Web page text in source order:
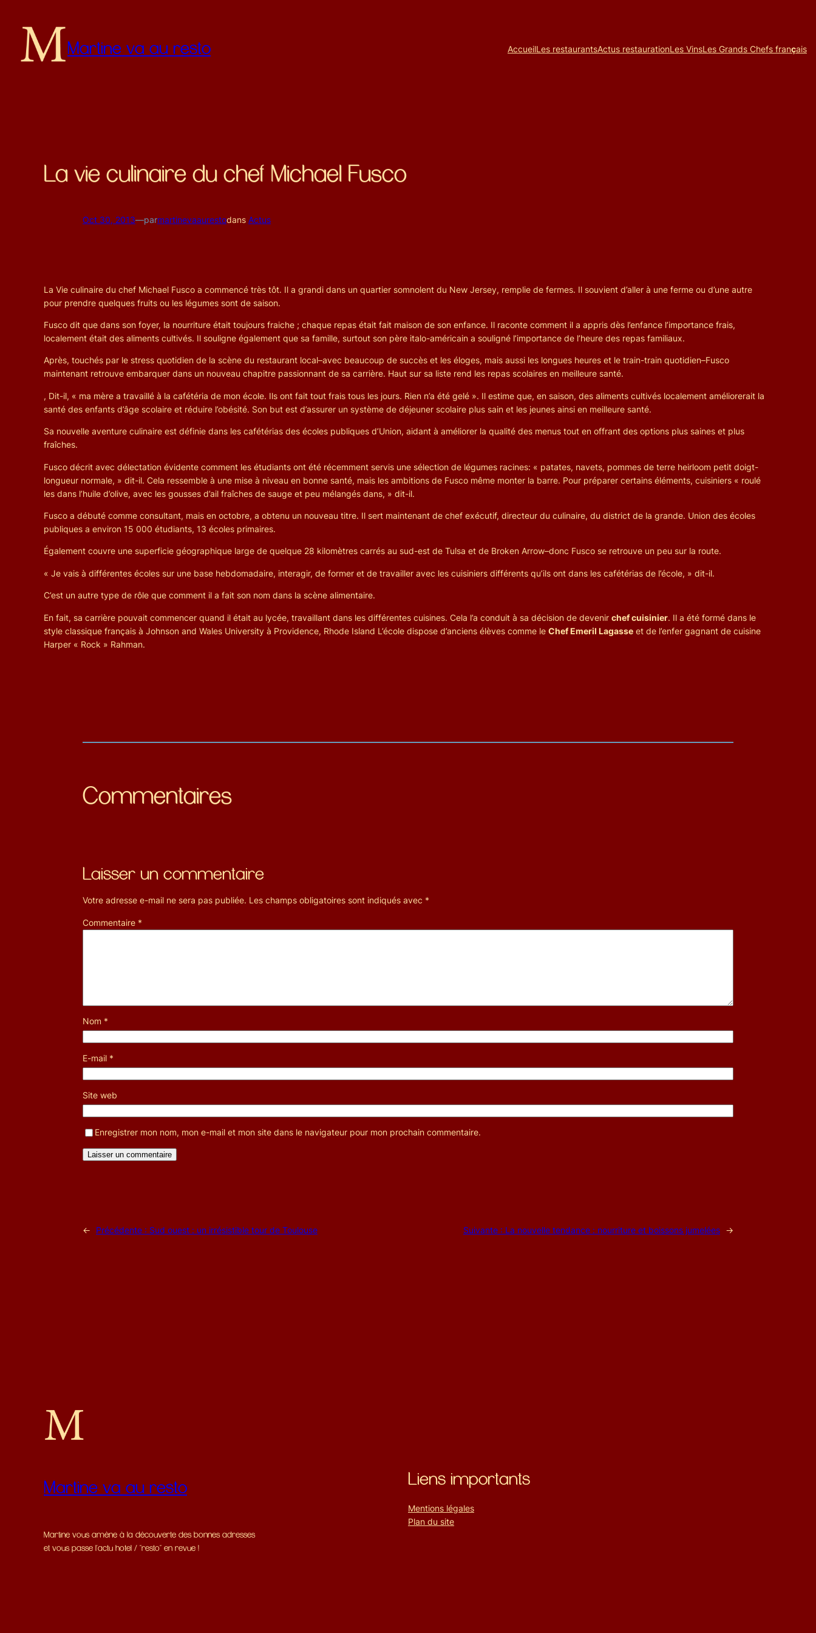
Martine va au resto AccueilLes restaurantsActus restaurationLes VinsLes Grands Chefs français
La vie culinaire du chef Michael Fusco
Oct 30, 2013—parmartinevaaurestodans Actus
La Vie culinaire du chef Michael Fusco a commencé très tôt. Il a grandi dans un quartier somnolent du New Jersey, remplie de fermes. Il souvient d’aller à une ferme ou d’une autre
pour prendre quelques fruits ou les légumes sont de saison.
Fusco dit que dans son foyer, la nourriture était toujours fraiche ; chaque repas était fait maison de son enfance. Il raconte comment il a appris dès l’enfance l’importance frais,
localement était des aliments cultivés. Il souligne également que sa famille, surtout son père italo-américain a souligné l’importance de l’heure des repas familiaux.
Après, touchés par le stress quotidien de la scène du restaurant local–avec beaucoup de succès et les éloges, mais aussi les longues heures et le train-train quotidien–Fusco
maintenant retrouve embarquer dans un nouveau chapitre passionnant de sa carrière. Haut sur sa liste rend les repas scolaires en meilleure santé.
, Dit-il, « ma mère a travaillé à la cafétéria de mon école. Ils ont fait tout frais tous les jours. Rien n’a été gelé ». Il estime que, en saison, des aliments cultivés localement améliorerait la
santé des enfants d’âge scolaire et réduire l’obésité. Son but est d’assurer un système de déjeuner scolaire plus sain et les jeunes ainsi en meilleure santé.
Sa nouvelle aventure culinaire est définie dans les cafétérias des écoles publiques d’Union, aidant à améliorer la qualité des menus tout en offrant des options plus saines et plus
fraîches.
Fusco décrit avec délectation évidente comment les étudiants ont été récemment servis une sélection de légumes racines: « patates, navets, pommes de terre heirloom petit doigt-
longueur normale, » dit-il. Cela ressemble à une mise à niveau en bonne santé, mais les ambitions de Fusco même monter la barre. Pour préparer certains éléments, cuisiniers « roulé
les dans l’huile d’olive, avec les gousses d’ail fraîches de sauge et peu mélangés dans, » dit-il.
Fusco a débuté comme consultant, mais en octobre, a obtenu un nouveau titre. Il sert maintenant de chef exécutif, directeur du culinaire, du district de la grande. Union des écoles
publiques a environ 15 000 étudiants, 13 écoles primaires.
Également couvre une superficie géographique large de quelque 28 kilomètres carrés au sud-est de Tulsa et de Broken Arrow–donc Fusco se retrouve un peu sur la route.
« Je vais à différentes écoles sur une base hebdomadaire, interagir, de former et de travailler avec les cuisiniers différents qu’ils ont dans les cafétérias de l’école, » dit-il.
C’est un autre type de rôle que comment il a fait son nom dans la scène alimentaire.
En fait, sa carrière pouvait commencer quand il était au lycée, travaillant dans les différentes cuisines. Cela l’a conduit à sa décision de devenir chef cuisinier. Il a été formé dans le
style classique français à Johnson and Wales University à Providence, Rhode Island L’école dispose d’anciens élèves comme le Chef Emeril Lagasse et de l’enfer gagnant de cuisine
Harper « Rock » Rahman.
Commentaires
Laisser un commentaire
Votre adresse e-mail ne sera pas publiée. Les champs obligatoires sont indiqués avec *
Commentaire *
Nom *
E-mail *
Site web
Enregistrer mon nom, mon e-mail et mon site dans le navigateur pour mon prochain commentaire.
← Précédente : Sud ouest : un irrésistible tour de Toulouse Suivante : La nouvelle tendance : nourriture et boissons jumelées →
Martine va au resto
Martine vous amène à la découverte des bonnes adresses
et vous passe l'actu hotel / "resto" en revue !
Liens importants
Mentions légales
Plan du site